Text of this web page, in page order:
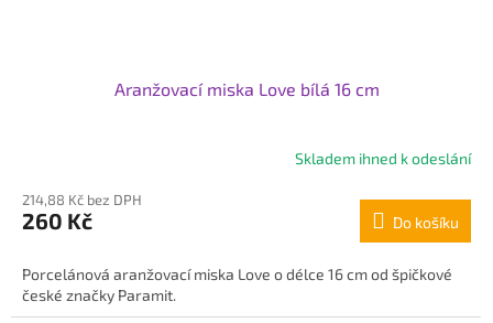
Aranžovací miska Love bílá 16 cm
produktu
je
z
5
hvězdiček.
Skladem ihned k odeslání
214,88 Kč bez DPH
260 Kč Do košíku
Porcelánová aranžovací miska Love o délce 16 cm od špičkové
české značky Paramit.